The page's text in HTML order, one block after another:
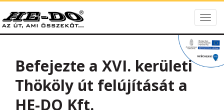
Befejezte a XVI. kerületi
Thököly út felújítását a
HE-DO Kft.